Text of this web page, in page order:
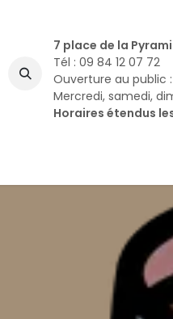
7 place de la
Tél : 09 84 12 07 72
Ouverture au public :
Mercredi, samedi,
Horaires étendus